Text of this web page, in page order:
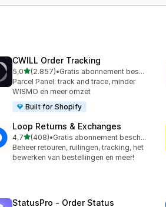
CWILL Order Tracking
5,0van 5 sterren
(2.857)
2857 recensies in totaal
•
Gratis abonnement beschikbaar
Parcel Panel: track and trace, minder
WISMO en meer omzet
Built for Shopify
Loop Returns & Exchanges
4,7van 5 sterren
(408)
408 recensies in totaal
•
Gratis abonnement beschikbaar
Beheer retouren, ruilingen, tracking, het
bewerken van bestellingen en meer!
StatusPro ‑ Order Status